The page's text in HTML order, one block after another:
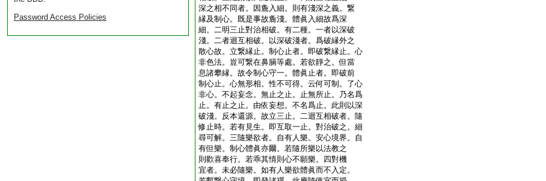
Password Access Policies
深之相不同者。因麁入細。則有淺深之義。繋
縁及制心。既是事故麁淺。體眞入細故爲深
細。二明三止對治相破。有二種。一者以深破
淺。二者迴互相破。以深破淺者。爲破縁外之
散心故。立繋縁止。制心止者。即破繋縁止。心
非色法。豈可繋在鼻膈等處。若欲靜之。但當
息諸攀縁。故令制心守一。體眞止者。即破前
制心止。心無形相。性不可得。云何可制。了心
非心。不起妄念。無止之止。止無所止。乃名爲
止。有止之止。由依妄想。不名爲止。此則以深
破淺。反本還源。故立三止。二迴互相破者。隨
修止時。若有見生。即互取一止。對治破之。細
尋可解。三隨樂欲者。自有人樂。安心境界。自
有但樂。制心體眞亦爾。若隨所樂以法教之
則歡喜奉行。若乖其情則心不願樂。四對機
宜者。未必隨樂。如有人樂欲體眞而不入定。